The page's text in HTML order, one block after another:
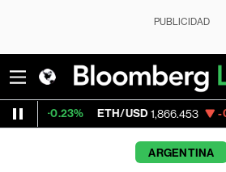
PUBLICIDAD
ETH/USD 1,866.453 -0.05% Visa
ARGENTINA